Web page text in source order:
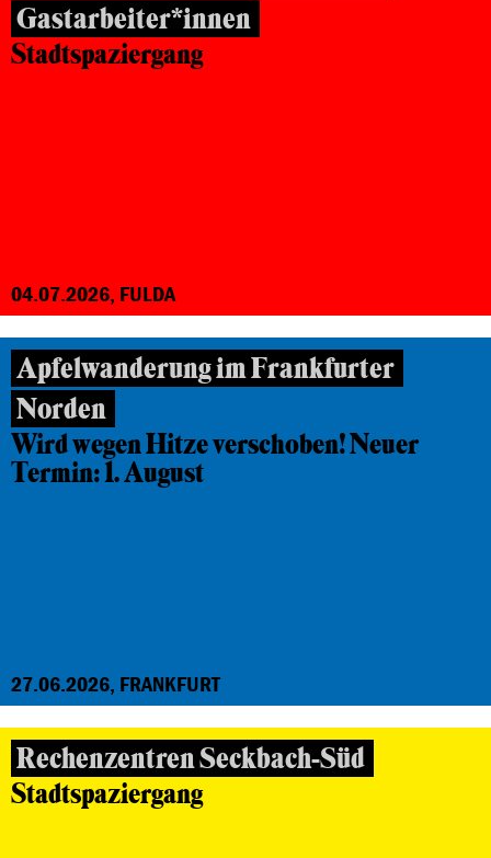
Gastarbeiter*innen
Stadtspaziergang
04.07.2026, FULDA
Apfelwanderung im Frankfurter
Norden
Wird wegen Hitze verschoben! Neuer
Termin: 1. August
27.06.2026, FRANKFURT
Rechenzentren Seckbach-Süd
Stadtspaziergang